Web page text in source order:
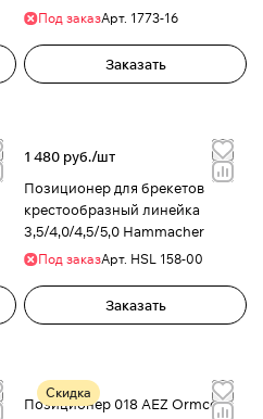
Под заказАрт. 1773-16
Заказать
1 480 руб./шт
Позиционер для брекетов
крестообразный линейка
3,5/4,0/4,5/5,0 Hammacher
Под заказАрт. HSL 158-00
Заказать
Скидка
Позиционер 018 AEZ Ormco